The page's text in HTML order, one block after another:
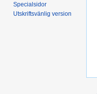
Specialsidor
Utskriftsvänlig version